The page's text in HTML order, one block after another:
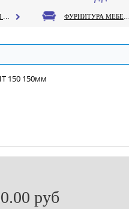
150 150мм
руб